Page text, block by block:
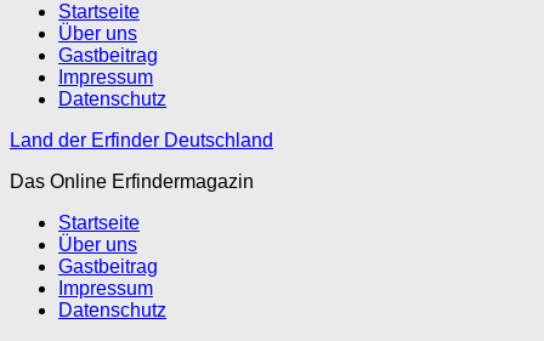
Startseite
Über uns
Gastbeitrag
Impressum
Datenschutz
Land der Erfinder Deutschland
Das Online Erfindermagazin
Startseite
Über uns
Gastbeitrag
Impressum
Datenschutz